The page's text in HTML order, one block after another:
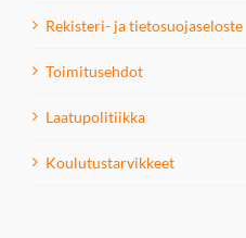
Rekisteri- ja tietosuojaseloste
Toimitusehdot
Laatupolitiikka
Koulutustarvikkeet